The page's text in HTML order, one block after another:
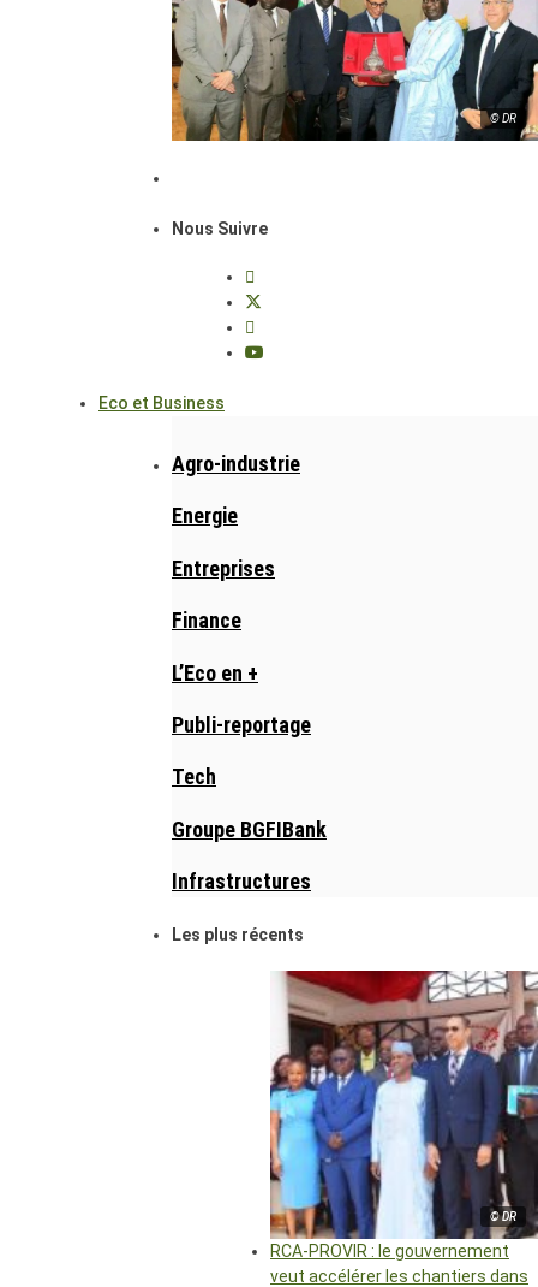
© DR
Nous Suivre
Eco et Business
Agro-industrie
Energie
Entreprises
Finance
L’Eco en +
Publi-reportage
Tech
Groupe BGFIBank
Infrastructures
Les plus récents
© DR
RCA-PROVIR : le gouvernement
veut accélérer les chantiers dans